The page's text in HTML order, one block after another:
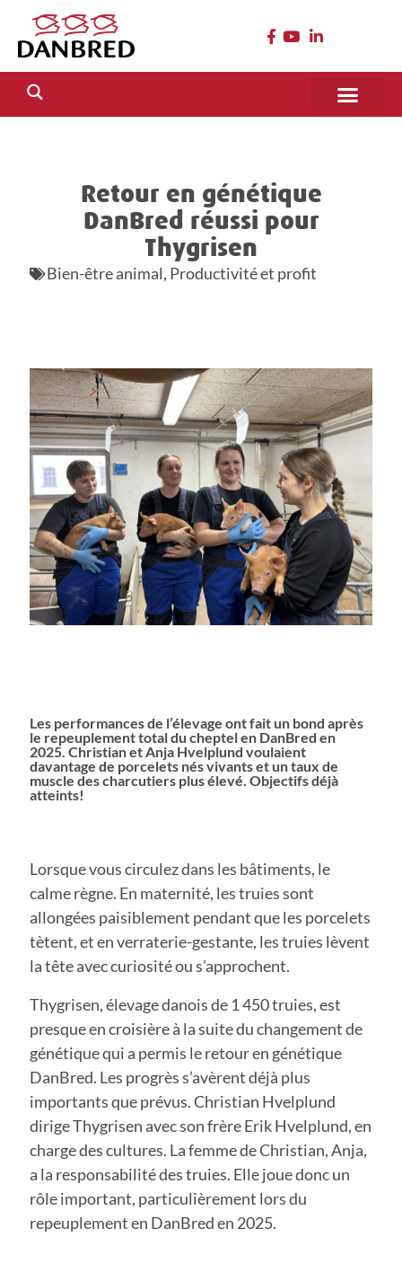
Retour en génétique
DanBred réussi pour
Thygrisen
Bien-être animal, Productivité et profit
Les performances de l’élevage ont fait un bond après
le repeuplement total du cheptel en DanBred en
2025. Christian et Anja Hvelplund voulaient
davantage de porcelets nés vivants et un taux de
muscle des charcutiers plus élevé. Objectifs déjà
atteints!
Lorsque vous circulez dans les bâtiments, le
calme règne. En maternité, les truies sont
allongées paisiblement pendant que les porcelets
tètent, et en verraterie-gestante, les truies lèvent
la tête avec curiosité ou s’approchent.
Thygrisen, élevage danois de 1 450 truies, est
presque en croisière à la suite du changement de
génétique qui a permis le retour en génétique
DanBred. Les progrès s’avèrent déjà plus
importants que prévus. Christian Hvelplund
dirige Thygrisen avec son frère Erik Hvelplund, en
charge des cultures. La femme de Christian, Anja,
a la responsabilité des truies. Elle joue donc un
rôle important, particulièrement lors du
repeuplement en DanBred en 2025.